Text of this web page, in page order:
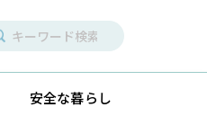
安全な暮らし